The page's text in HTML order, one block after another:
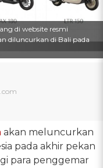
di website resmi
diluncurkan di Bali pada
akan meluncurkan
pada akhir pekan
para penggemar